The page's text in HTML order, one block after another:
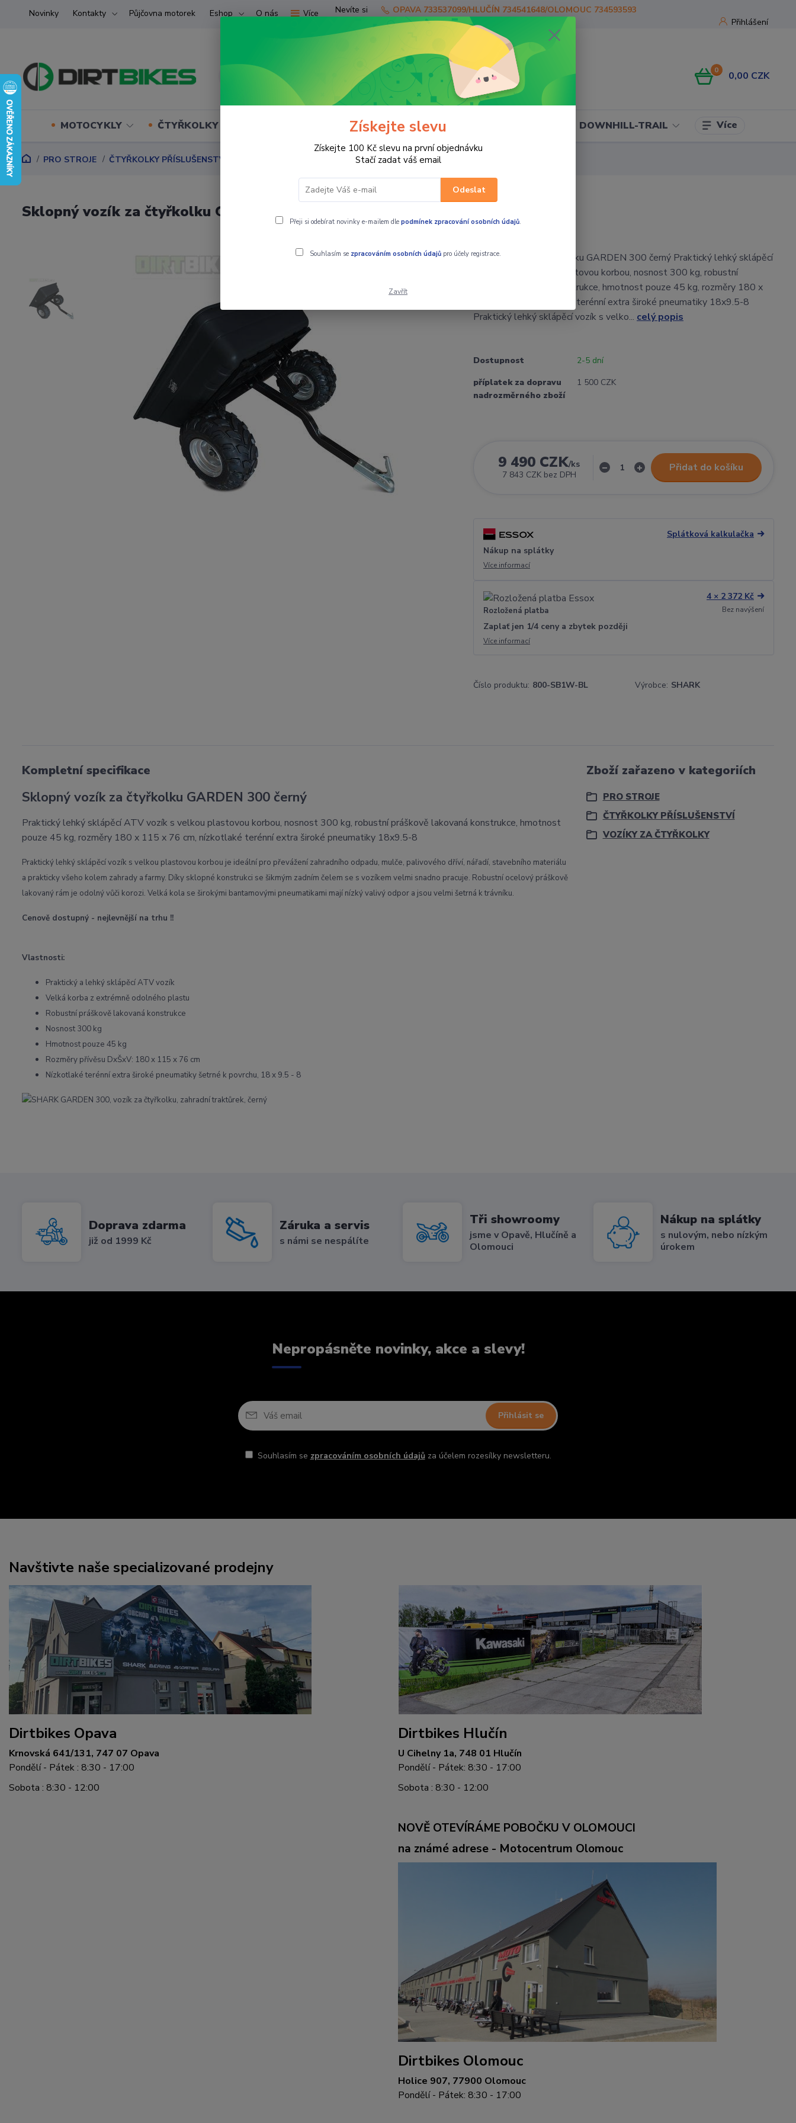
Novinky Kontakty Půjčovna motorek Eshop O nás Více
Přihlášení
Hledat
Nevíte si
rady?
Zavolejte.
OPAVA 733537099/HLUČÍN 734541648/OLOMOUC 734593593
0 0,00 CZK
MOTOCYKLY ČTYŘKOLKY (ATV) UTV SKÚTRY PRO JEZDCE DOWNHILL-TRAIL Více
PRO STROJE ČTYŘKOLKY PŘÍSLUŠENSTVÍ Sklopný vozík za čtyřkolku GARDEN 300 černý
Sklopný vozík za čtyřkolku GARDEN 300 černý
Sklopný vozík za čtyřkolku GARDEN 300 černý Praktický lehký sklápěcí
ATV vozík s velkou plastovou korbou, nosnost 300 kg, robustní
práškově lakovaná konstrukce, hmotnost pouze 45 kg, rozměry 180 x
115 x 76 cm, nízkotlaké terénní extra široké pneumatiky 18x9.5-8
Praktický lehký sklápěcí vozík s velko... celý popis
Dostupnost
2-5 dní
příplatek za dopravu
nadrozměrného zboží
1 500 CZK
9 490 CZK/ks
7 843 CZK bez DPH
Přidat do košíku
Splátková kalkulačka
Nákup na splátky
Více informací
Rozložená platba
4 × 2 372 Kč
Bez navýšení
Zaplať jen 1/4 ceny a zbytek později
Více informací
Číslo produktu: 800-SB1W-BL Výrobce: SHARK
Kompletní specifikace
Sklopný vozík za čtyřkolku GARDEN 300 černý
Praktický lehký sklápěcí ATV vozík s velkou plastovou korbou, nosnost 300 kg, robustní práškově lakovaná konstrukce, hmotnost
pouze 45 kg, rozměry 180 x 115 x 76 cm, nízkotlaké terénní extra široké pneumatiky 18x9.5-8
Praktický lehký sklápěcí vozík s velkou plastovou korbou je ideální pro převážení zahradního odpadu, mulče, palivového dříví, nářadí, stavebního materiálu
a prakticky všeho kolem zahrady a farmy. Díky sklopné konstrukci se šikmým zadním čelem se s vozíkem velmi snadno pracuje. Robustní ocelový práškově
lakovaný rám je odolný vůči korozi. Velká kola se širokými bantamovými pneumatikami mají nízký valivý odpor a jsou velmi šetrná k trávníku.
Cenově dostupný - nejlevnější na trhu !!
Vlastnosti:
Praktický a lehký sklápěcí ATV vozík
Velká korba z extrémně odolného plastu
Robustní práškově lakovaná konstrukce
Nosnost 300 kg
Hmotnost pouze 45 kg
Rozměry přívěsu DxŠxV: 180 x 115 x 76 cm
Nízkotlaké terénní extra široké pneumatiky šetrné k povrchu, 18 x 9.5 - 8
Zboží zařazeno v kategoriích
PRO STROJE
ČTYŘKOLKY PŘÍSLUŠENSTVÍ
VOZÍKY ZA ČTYŘKOLKY
Doprava zdarma
již od 1999 Kč
Záruka a servis
s námi se nespálíte
Tři showroomy
jsme v Opavě, Hlučíně a
Olomouci
Nákup na splátky
s nulovým, nebo nízkým
úrokem
Nepropásněte novinky, akce a slevy!
Přihlásit se
Souhlasím se zpracováním osobních údajůza účelem rozesílky newsletteru.
Navštivte naše specializované prodejny
Dirtbikes Opava
Krnovská 641/131, 747 07 Opava
Pondělí - Pátek : 8:30 - 17:00
Sobota : 8:30 - 12:00
Dirtbikes Hlučín
U Cihelny 1a, 748 01 Hlučín
Pondělí - Pátek: 8:30 - 17:00
Sobota : 8:30 - 12:00
NOVĚ OTEVÍRÁME POBOČKU V OLOMOUCI
na známé adrese - Motocentrum Olomouc
Dirtbikes Olomouc
Holice 907, 77900 Olomouc
Pondělí - Pátek: 8:30 - 17:00
Získejte slevu
Získejte 100 Kč slevu na první objednávku
Stačí zadat váš email
Odeslat
Přeji si odebírat novinky e-mailem dle podmínek zpracování osobních údajů.
Souhlasím se zpracováním osobních údajůpro účely registrace.
Zavřít